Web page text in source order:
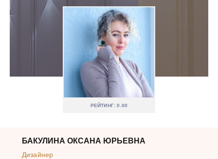
РЕЙТИНГ: 0.00
БАКУЛИНА ОКСАНА ЮРЬЕВНА
Дизайнер